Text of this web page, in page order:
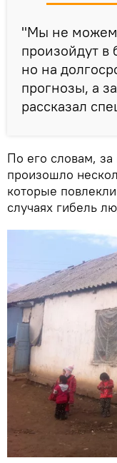
"Мы не можем
произойдут
но на
прогнозы, а
рассказал
По его словам, за
произошло
которые
случаях гибель